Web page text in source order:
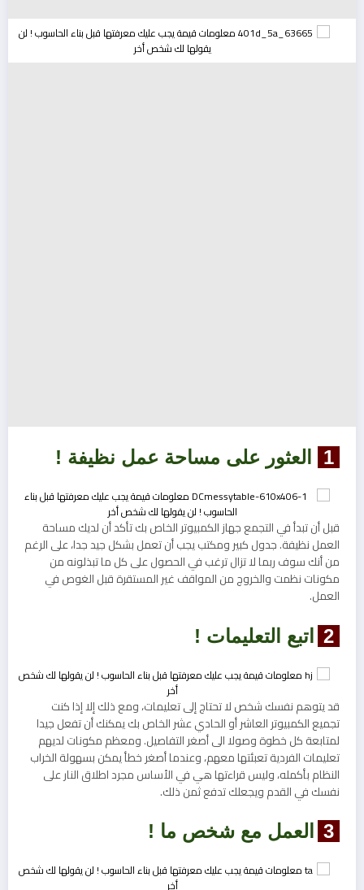
العثور على مساحة عمل نظيفة !
قبل أن تبدأ في التجمع جهاز الكمبيوتر الخاص بك تأكد أن لديك مساحة
العمل نظيفة. جدول كبير ومكتب يجب أن تعمل بشكل جيد جدا، على الرغم
من أنك سوف ربما لا تزال ترغب في الحصول على كل ما تبذلونه من
مكونات نظمت والخروج من المواقف غير المستقرة قبل الغوص في
العمل.
اتبع التعليمات !
قد يتوهم نفسك شخص لا تحتاج إلى تعليمات، ومع ذلك إلا إذا كنت
تجميع الكمبيوتر العاشر أو الحادي عشر الخاص بك يمكنك أن تفعل جيدا
لمتابعة كل خطوة وصولا الى أصغر التفاصيل. ومعظم مكونات لديهم
تعليمات الفردية تعبئتها معهم، وعندما أصغر خطأ يمكن بسهولة الخراب
النظام بأكمله، وليس قراءتها هي في الأساس مجرد اطلاق النار على
نفسك في القدم ويجعلك تدفع ثمن ذلك.
العمل مع شخص ما !